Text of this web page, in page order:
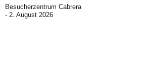
Besucherzentrum Cabrera
2. August 2026